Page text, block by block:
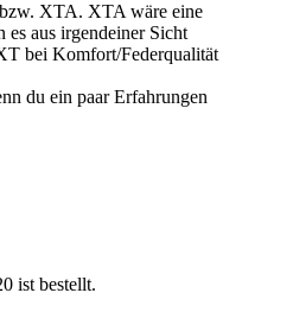
XTA. XTA wäre eine
es aus irgendeiner Sicht
bei Komfort/Federqualität
du ein paar Erfahrungen
ist bestellt.